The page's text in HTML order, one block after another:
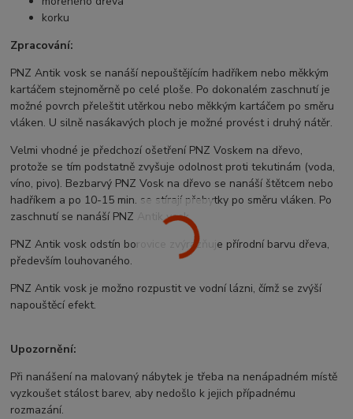
korku
Zpracování:
PNZ Antik vosk se nanáší nepouštějícím hadříkem nebo měkkým
kartáčem stejnoměrně po celé ploše. Po dokonalém zaschnutí je
možné povrch přeleštit utěrkou nebo měkkým kartáčem po směru
vláken. U silně nasákavých ploch je možné provést i druhý nátěr.
Velmi vhodné je předchozí ošetření PNZ Voskem na dřevo,
protože se tím podstatně zvyšuje odolnost proti tekutinám (voda,
víno, pivo). Bezbarvý PNZ Vosk na dřevo se nanáší štětcem nebo
hadříkem a po 10-15 min. se stírají přebytky po směru vláken. Po
zaschnutí se nanáší PNZ Antik vosk.
PNZ Antik vosk odstín borovice zvýrazňuje přírodní barvu dřeva,
především louhovaného.
PNZ Antik vosk je možno rozpustit ve vodní lázni, čímž se zvýší
napouštěcí efekt.
Upozornění:
Při nanášení na malovaný nábytek je třeba na nenápadném místě
vyzkoušet stálost barev, aby nedošlo k jejich případnému
rozmazání.